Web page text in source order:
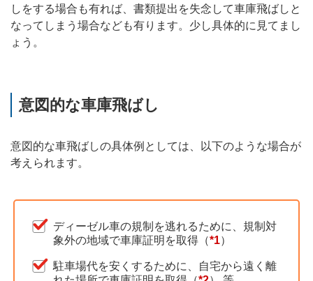
しをする場合も有れば、書類提出を失念して車庫飛ばしと
なってしまう場合なども有ります。少し具体的に見てまし
ょう。
意図的な車庫飛ばし
意図的な車飛ばしの具体例としては、以下のような場合が
考えられます。
ディーゼル車の規制を逃れるために、規制対
象外の地域で車庫証明を取得（*1）
駐車場代を安くするために、自宅から遠く離